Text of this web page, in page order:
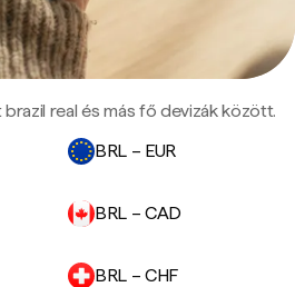
real és más fő devizák között.
BRL – EUR
BRL – CAD
BRL – CHF